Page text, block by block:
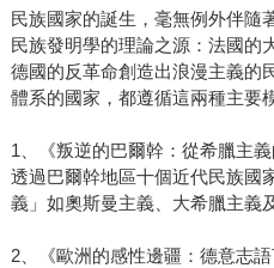
民族國家的誕生，毫無例外伴隨
民族發明學的理論之源：法國的
德國的反革命創造出浪漫主義的
體系的國家，都遵循這兩種主要
1、《叛逆的巴爾幹：從希臘主
透過巴爾幹地區十個近代民族國
義」如奧斯曼主義、大希臘主義
2、《歐洲的感性邊疆：德意志